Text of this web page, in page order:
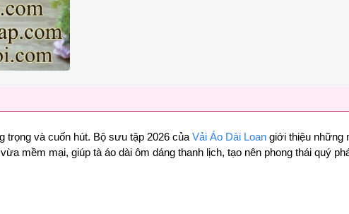
trọng và cuốn hút. Bộ sưu tập 2026 của Vải Áo Dài Loan giới thiệu những
mềm mại, giúp tà áo dài ôm dáng thanh lịch, tạo nên phong thái quý